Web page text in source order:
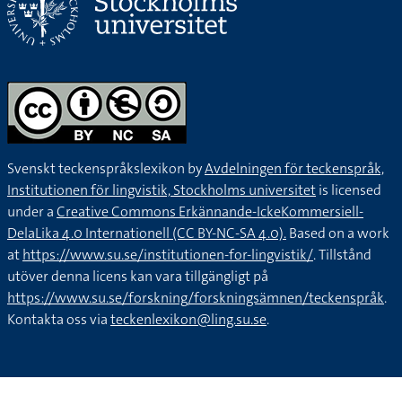
Svenskt teckenspråkslexikon byAvdelningen för teckenspråk,
Institutionen för lingvistik, Stockholms universitetis licensed
under aCreative Commons Erkännande-IckeKommersiell-
DelaLika 4.0 Internationell (CC BY-NC-SA 4.0).Based on a work
athttps://www.su.se/institutionen-for-lingvistik/. Tillstånd
utöver denna licens kan vara tillgängligt på
https://www.su.se/forskning/forskningsämnen/teckenspråk.
Kontakta oss viateckenlexikon@ling.su.se.